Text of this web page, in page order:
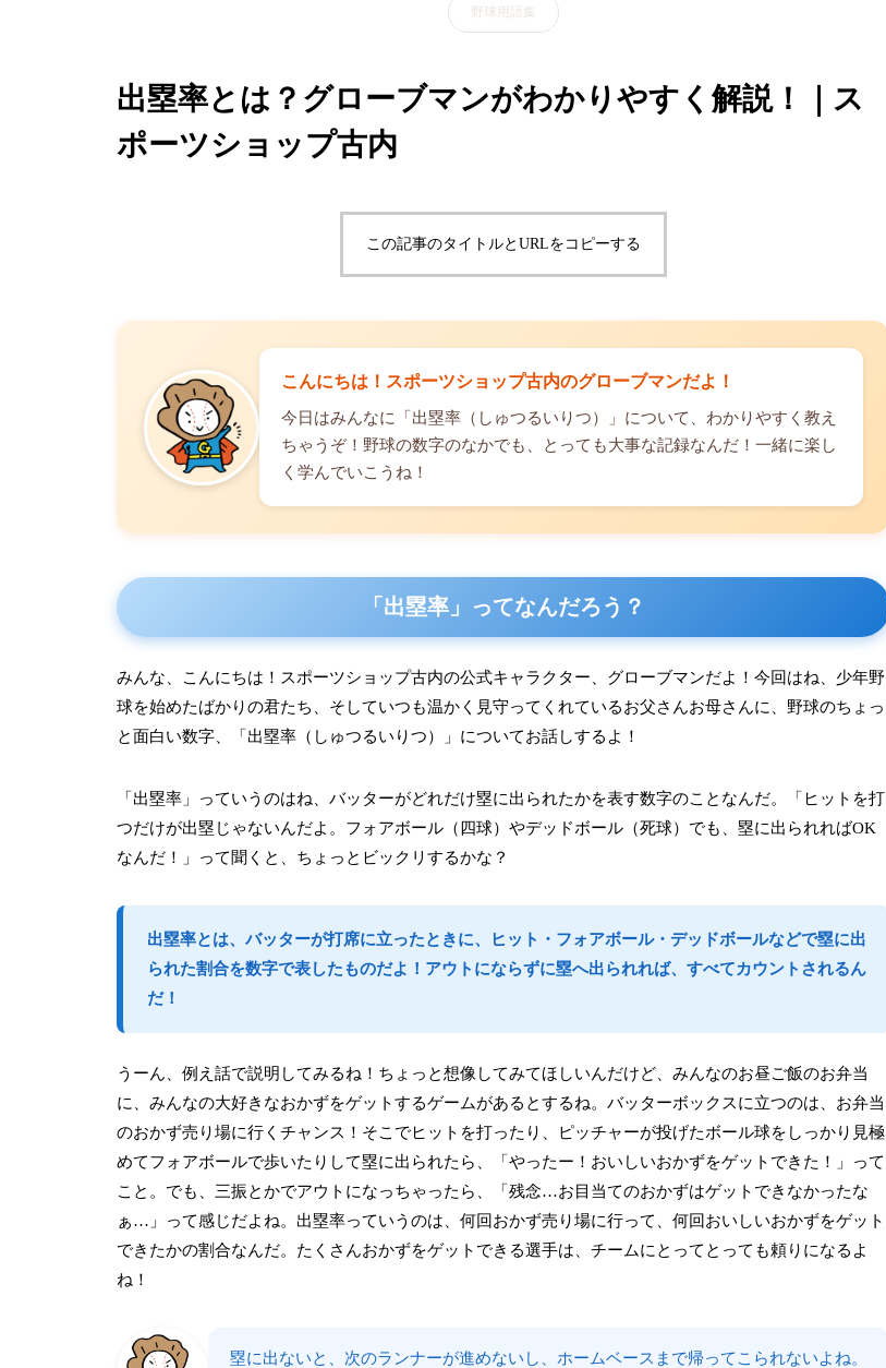
野球用語集
出塁率とは？グローブマンがわかりやすく解説！｜ス
ポーツショップ古内
この記事のタイトルとURLをコピーする
こんにちは！スポーツショップ古内のグローブマンだよ！
今日はみんなに「出塁率（しゅつるいりつ）」について、わかりやすく教え
ちゃうぞ！野球の数字のなかでも、とっても大事な記録なんだ！一緒に楽し
く学んでいこうね！
「出塁率」ってなんだろう？
みんな、こんにちは！スポーツショップ古内の公式キャラクター、グローブマンだよ！今回はね、少年野
球を始めたばかりの君たち、そしていつも温かく見守ってくれているお父さんお母さんに、野球のちょっ
と面白い数字、「出塁率（しゅつるいりつ）」についてお話しするよ！
「出塁率」っていうのはね、バッターがどれだけ塁に出られたかを表す数字のことなんだ。「ヒットを打
つだけが出塁じゃないんだよ。フォアボール（四球）やデッドボール（死球）でも、塁に出られればOK
なんだ！」って聞くと、ちょっとビックリするかな？
出塁率とは、バッターが打席に立ったときに、ヒット・フォアボール・デッドボールなどで塁に出
られた割合を数字で表したものだよ！アウトにならずに塁へ出られれば、すべてカウントされるん
だ！
うーん、例え話で説明してみるね！ちょっと想像してみてほしいんだけど、みんなのお昼ご飯のお弁当
に、みんなの大好きなおかずをゲットするゲームがあるとするね。バッターボックスに立つのは、お弁当
のおかず売り場に行くチャンス！そこでヒットを打ったり、ピッチャーが投げたボール球をしっかり見極
めてフォアボールで歩いたりして塁に出られたら、「やったー！おいしいおかずをゲットできた！」って
こと。でも、三振とかでアウトになっちゃったら、「残念…お目当てのおかずはゲットできなかったな
ぁ…」って感じだよね。出塁率っていうのは、何回おかず売り場に行って、何回おいしいおかずをゲット
できたかの割合なんだ。たくさんおかずをゲットできる選手は、チームにとってとっても頼りになるよ
ね！
塁に出ないと、次のランナーが進めないし、ホームベースまで帰ってこられないよね。